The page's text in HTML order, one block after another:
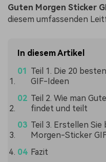
Guten Morgen Sticker
diesem umfassenden
In diesem Artikel
Teil 1. Die 20
GIF-Ideen
Teil 2. Wie man
findet und teilt
Teil 3. Erstellen
Morgen-Sticker
Fazit